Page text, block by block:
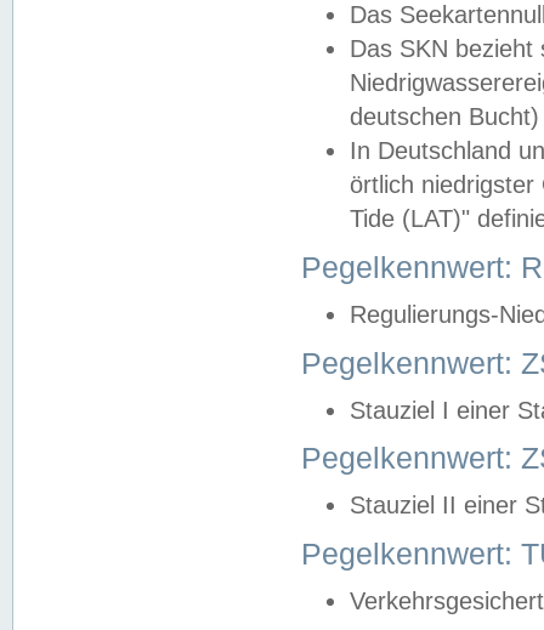
Das
Das SKN
deutschen
In Deutschland
örtlich
Tide (LAT)"
Pegelkennwert:
Regulierungs-
Pegelkennwert:
Stauziel I einer
Pegelkennwert:
Stauziel II einer
Pegelkennwert: